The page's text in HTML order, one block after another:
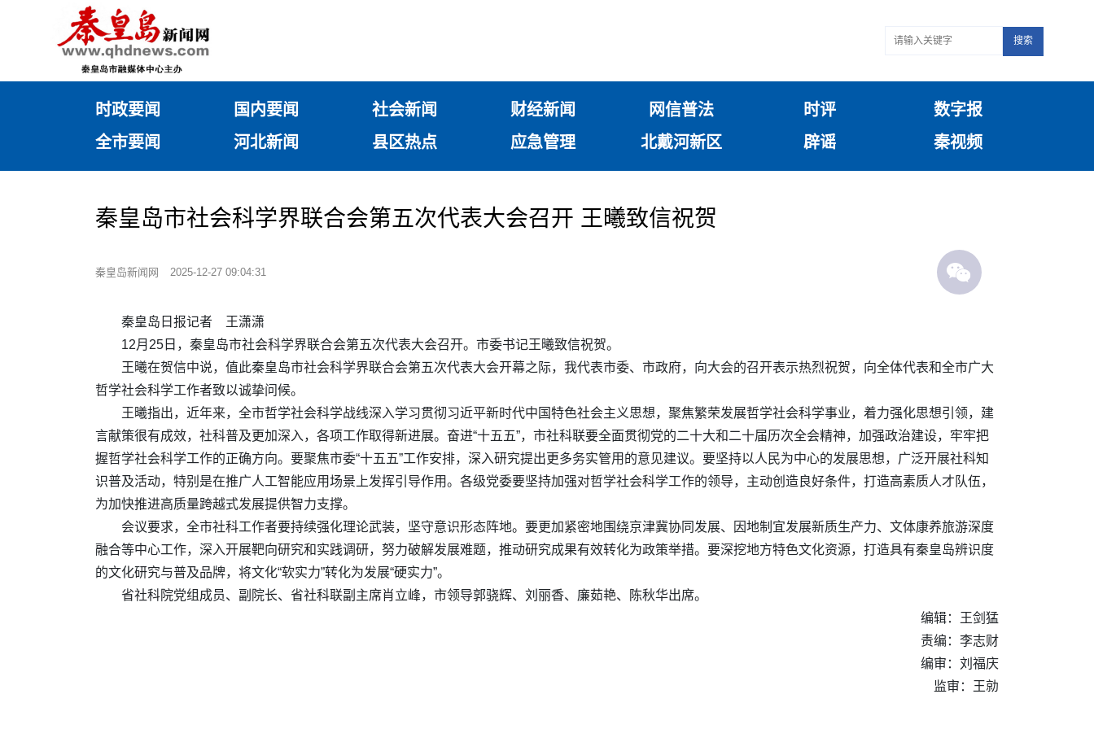
搜索
时政要闻 国内要闻 社会新闻 财经新闻 网信普法 时评
数字报
全市要闻
河北新闻 县区热点 应急管理 北戴河新区 辟谣 秦视频
秦皇岛市社会科学界联合会第五次代表大会召开 王曦致信祝贺
秦皇岛新闻网 2025-12-27 09:04:31
秦皇岛日报记者 王潇潇
12月25日，秦皇岛市社会科学界联合会第五次代表大会召开。市委书记王曦致信祝贺。
王曦在贺信中说，值此秦皇岛市社会科学界联合会第五次代表大会开幕之际，我代表市委、市政府，向大会的召开表示热烈祝贺，向全体代表和全市广大
哲学社会科学工作者致以诚挚问候。
王曦指出，近年来，全市哲学社会科学战线深入学习贯彻习近平新时代中国特色社会主义思想，聚焦繁荣发展哲学社会科学事业，着力强化思想引领，建
言献策很有成效，社科普及更加深入，各项工作取得新进展。奋进“十五五”，市社科联要全面贯彻党的二十大和二十届历次全会精神，加强政治建设，牢牢把
握哲学社会科学工作的正确方向。要聚焦市委“十五五”工作安排，深入研究提出更多务实管用的意见建议。要坚持以人民为中心的发展思想，广泛开展社科知
识普及活动，特别是在推广人工智能应用场景上发挥引导作用。各级党委要坚持加强对哲学社会科学工作的领导，主动创造良好条件，打造高素质人才队伍，
为加快推进高质量跨越式发展提供智力支撑。
会议要求，全市社科工作者要持续强化理论武装，坚守意识形态阵地。要更加紧密地围绕京津冀协同发展、因地制宜发展新质生产力、文体康养旅游深度
融合等中心工作，深入开展靶向研究和实践调研，努力破解发展难题，推动研究成果有效转化为政策举措。要深挖地方特色文化资源，打造具有秦皇岛辨识度
的文化研究与普及品牌，将文化“软实力”转化为发展“硬实力”。
省社科院党组成员、副院长、省社科联副主席肖立峰，市领导郭骁辉、刘丽香、廉茹艳、陈秋华出席。
编辑：王剑猛
责编：李志财
编审：刘福庆
监审：王勍